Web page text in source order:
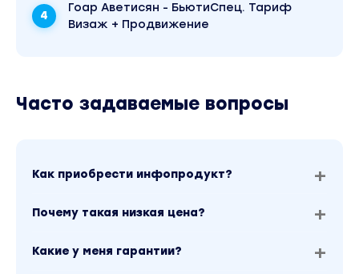
Гоар Аветисян - БьютиСпец. Тариф
Визаж + Продвижение
Часто задаваемые вопросы
Как приобрести инфопродукт?
Почему такая низкая цена?
Какие у меня гарантии?